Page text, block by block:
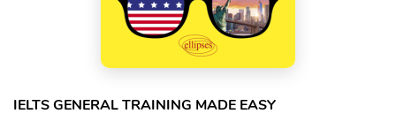
IELTS GENERAL TRAINING MADE EASY